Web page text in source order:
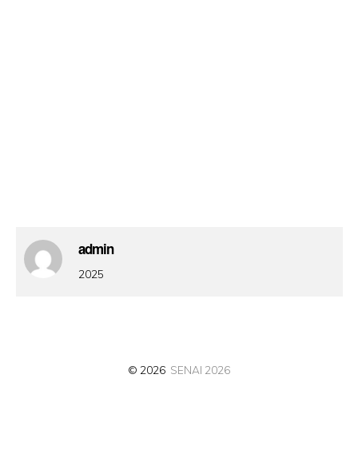
admin
2025
© 2026 SENAI 2026